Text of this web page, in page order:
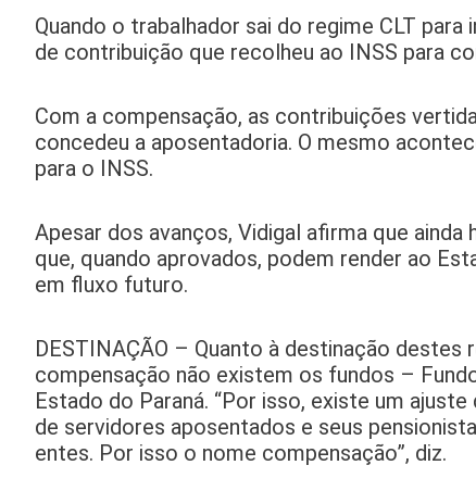
Quando o trabalhador sai do regime CLT
de contribuição que recolheu ao INSS para
Com a compensação, as contribuições
concedeu a aposentadoria. O mesmo
para o INSS.
Apesar dos avanços, Vidigal afirma que
que, quando aprovados, podem render ao
em fluxo futuro.
DESTINAÇÃO – Quanto à destinação
compensação não existem os fundos –
Estado do Paraná. “Por isso, existe um
de servidores aposentados e seus
entes. Por isso o nome compensação”, diz.